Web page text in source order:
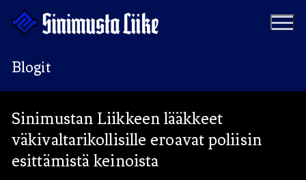
Hyppää
sisältöön
Tapahtumat
Materiaalipankki
Vaalit
Blogit
Sinimustan Liikkeen lääkkeet
väkivaltarikollisille eroavat poliisin
esittämistä keinoista